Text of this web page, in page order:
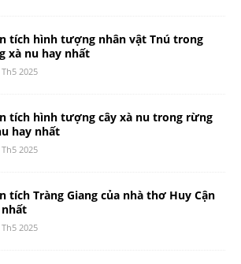
tích hình tượng nhân vật Tnú trong
xà nu hay nhất
Th5 2025
tích hình tượng cây xà nu trong rừng
hay nhất
Th5 2025
tích Tràng Giang của nhà thơ Huy Cận
nhất
Th5 2025